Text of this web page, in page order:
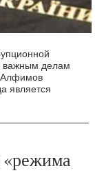
важным делам
Алфимов
является